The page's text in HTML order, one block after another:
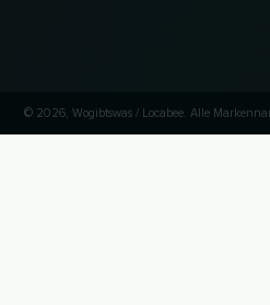
© 2026, Wogibtswas / Locabee. Alle